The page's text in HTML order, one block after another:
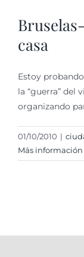
casa
Estoy
la “guerra” del
organizando
01/10/2010 |
Más información